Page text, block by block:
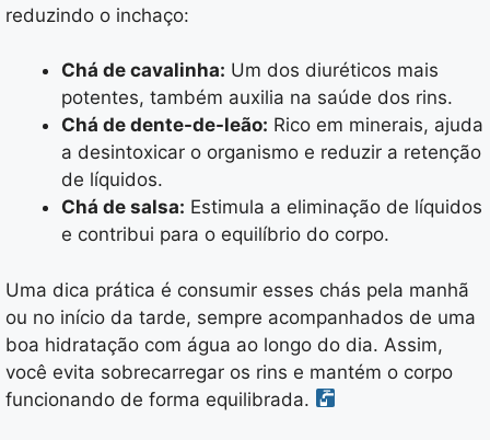
reduzindo o inchaço:
Chá de cavalinha: Um dos diuréticos mais
potentes, também auxilia na saúde dos rins.
Chá de dente-de-leão: Rico em minerais, ajuda
a desintoxicar o organismo e reduzir a retenção
de líquidos.
Chá de salsa: Estimula a eliminação de líquidos
e contribui para o equilíbrio do corpo.
Uma dica prática é consumir esses chás pela manhã
ou no início da tarde, sempre acompanhados de uma
boa hidratação com água ao longo do dia. Assim,
você evita sobrecarregar os rins e mantém o corpo
funcionando de forma equilibrada.